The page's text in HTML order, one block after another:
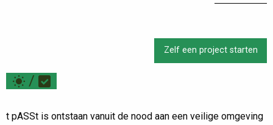
Zelf een project starten
/
t pASSt is ontstaan vanuit de nood aan een veilige omgeving